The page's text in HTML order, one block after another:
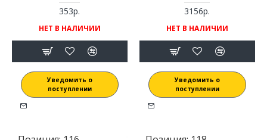
353р.
НЕТ В НАЛИЧИИ
Уведомить о
поступлении
3156р.
НЕТ В НАЛИЧИИ
Уведомить о
поступлении